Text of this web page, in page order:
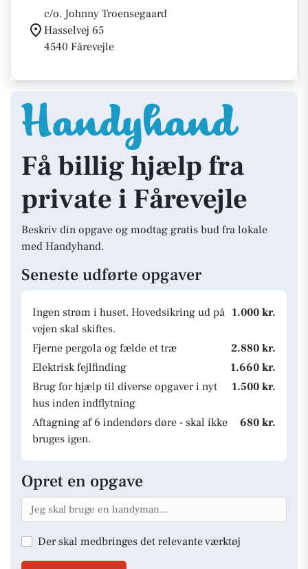
c/o. Johnny Troensegaard
Hasselvej 65
4540 Fårevejle
Få billig hjælp fra
private i Fårevejle
Beskriv din opgave og modtag gratis bud fra lokale
med Handyhand.
Seneste udførte opgaver
Ingen strøm i huset. Hovedsikring ud på
vejen skal skiftes.
1.000 kr.
Fjerne pergola og fælde et træ
2.880 kr.
Elektrisk fejlfinding
1.660 kr.
Brug for hjælp til diverse opgaver i nyt
hus inden indflytning
1.500 kr.
Aftagning af 6 indendørs døre - skal ikke
bruges igen.
680 kr.
Opret en opgave
Der skal medbringes det relevante værktøj